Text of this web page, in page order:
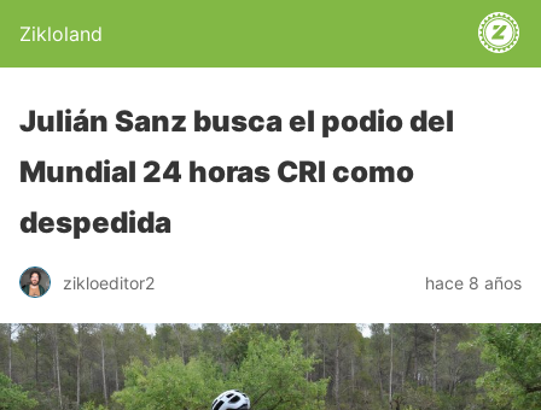
Zikloland
Julián Sanz busca el podio del
Mundial 24 horas CRI como
despedida
zikloeditor2 hace 8 años